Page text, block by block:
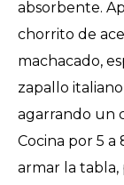
absorbente.
chorrito de
machacado,
zapallo
agarrando un
Cocina por 5
armar la tabla,